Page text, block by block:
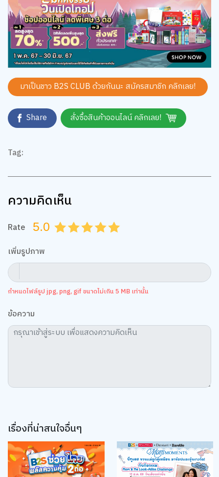
มาเป็นชาว B2S CLUB ด้วยกันนะ สมัครสมาชิก คลิกเลย!
Share สั่งซื้อสินค้าออนไลน์ คลิกเลย!
Tag:
ความคิดเห็น
Rate 5.0 4.5
4.0
3.5
3.0
2.5
2.0
1.5
1.0
0.5
เพิ่มรูปภาพ
กำหนดไฟล์รูป jpg, png, gif ขนาดไม่เกิน 5 MB เท่านั้น
ข้อความ
เรื่องที่น่าสนใจอื่นๆ